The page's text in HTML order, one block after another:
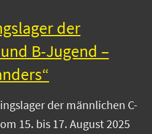
der
B-Jugend –
der männlichen C-
15. bis 17. August 2025